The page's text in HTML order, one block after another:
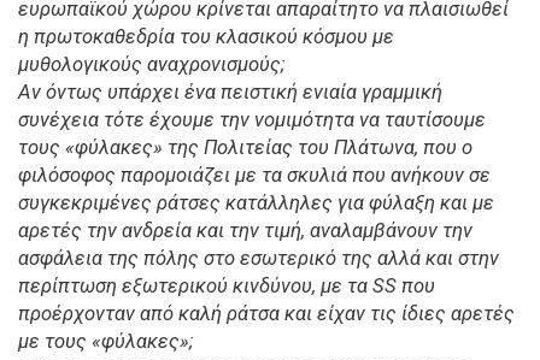
ευρωπαϊκού χώρου κρίνεται απαραίτητο να πλαισιωθεί
η πρωτοκαθεδρία του κλασικού κόσμου με
μυθολογικούς αναχρονισμούς;
Αν όντως υπάρχει ένα πειστική ενιαία γραμμική
συνέχεια τότε έχουμε την νομιμότητα να ταυτίσουμε
τους «φύλακες» της Πολιτείας του Πλάτωνα, που ο
φιλόσοφος παρομοιάζει με τα σκυλιά που ανήκουν σε
συγκεκριμένες ράτσες κατάλληλες για φύλαξη και με
αρετές την ανδρεία και την τιμή, αναλαμβάνουν την
ασφάλεια της πόλης στο εσωτερικό της αλλά και στην
περίπτωση εξωτερικού κινδύνου, με τα SS που
προέρχονταν από καλή ράτσα και είχαν τις ίδιες αρετές
με τους «φύλακες»;